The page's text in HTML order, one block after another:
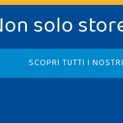
solo
SCOPRI TUTTI I